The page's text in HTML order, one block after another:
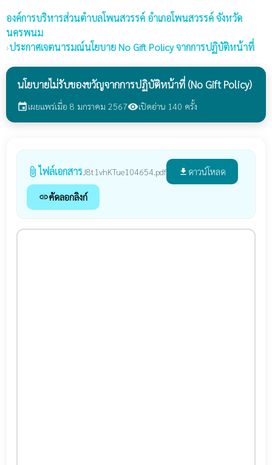
องค์การบริหารส่วนตำบลโพนสวรรค์ อำเภอโพนสวรรค์ จังหวัด
นครพนม
›ประกาศเจตนารมณ์นโยบาย No Gift Policy จากการปฏิบัติหน้าที่
นโยบายไม่รับของขวัญจากการปฏิบัติหน้าที่ (No Gift Policy)
eventเผยแพร่เมื่อ 8 มกราคม 2567visibilityเปิดอ่าน 140 ครั้ง
attach_file ไฟล์เอกสาร J8t1vhKTue104654.pdf file_download ดาวน์โหลด
linkคัดลอกลิงก์